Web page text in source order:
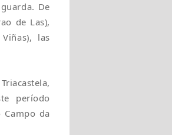
De
de Las),
las
período
da